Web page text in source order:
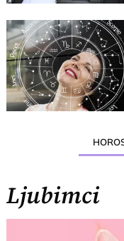
Ljubimci